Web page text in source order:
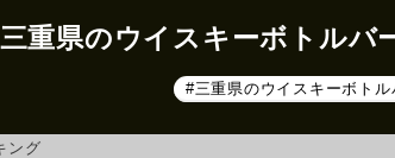
三重県のウイスキーボトルバ
#三重県のウイスキーボトル
ング